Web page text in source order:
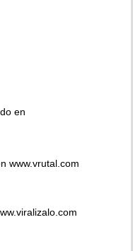
en
www.vrutal.com